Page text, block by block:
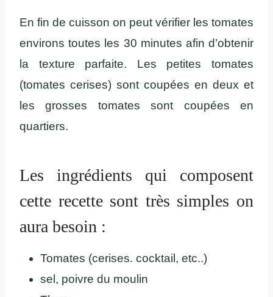
En fin de cuisson on peut vérifier les tomates
environs toutes les 30 minutes afin d’obtenir
la texture parfaite. Les petites tomates
(tomates cerises) sont coupées en deux et
les grosses tomates sont coupées en
quartiers.
Les ingrédients qui composent
cette recette sont très simples on
aura besoin :
Tomates (cerises. cocktail, etc..)
sel, poivre du moulin